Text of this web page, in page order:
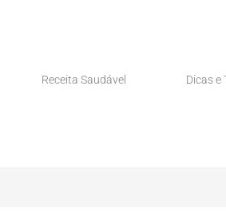
Receita Saudável Dicas e